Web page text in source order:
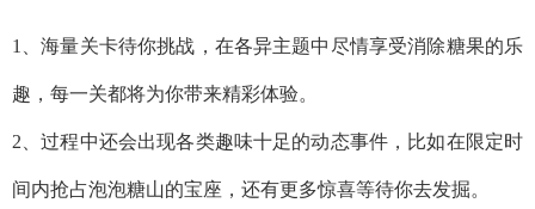
1、海量关卡待你挑战，在各异主题中尽情享受消除糖果的乐
趣，每一关都将为你带来精彩体验。
2、过程中还会出现各类趣味十足的动态事件，比如在限定时
间内抢占泡泡糖山的宝座，还有更多惊喜等待你去发掘。